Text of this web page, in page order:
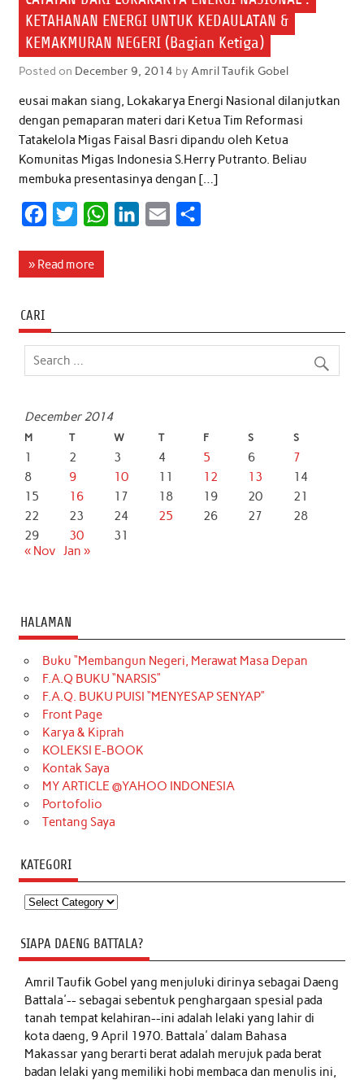
KETAHANAN ENERGI UNTUK KEDAULATAN &
KEMAKMURAN NEGERI (Bagian Ketiga)
Posted on December 9, 2014 by Amril Taufik Gobel
eusai makan siang, Lokakarya Energi Nasional dilanjutkan
dengan pemaparan materi dari Ketua Tim Reformasi
Tatakelola Migas Faisal Basri dipandu oleh Ketua
Komunitas Migas Indonesia S.Herry Putranto. Beliau
membuka presentasinya dengan […]
c
o
o
i
e
W
A
d
» Read more
CARI
December 2014
M T W T F S S
1 2 3 4 5 6
7
8
9 10 11 12 13
14
15
16 17 18 19 20
21
22
23 24 25 26 27
28
29
30
31
« Nov Jan »
HALAMAN
Buku “Membangun Negeri, Merawat Masa Depan
F.A.Q BUKU “NARSIS”
F.A.Q. BUKU PUISI “MENYESAP SENYAP”
Front Page
Karya & Kiprah
KOLEKSI E-BOOK
Kontak Saya
MY ARTICLE @YAHOO INDONESIA
Portofolio
Tentang Saya
KATEGORI
Kategori
SIAPA DAENG BATTALA?
Amril Taufik Gobelyang menjuluki dirinya sebagai Daeng
Battala'-- sebagai sebentuk penghargaan spesial pada
tanah tempat kelahiran--ini adalah lelaki yang lahir di
kota daeng, 9 April 1970. Battala' dalam Bahasa
Makassar yang berarti berat adalah merujuk pada berat
badan lelaki yang memiliki hobi membaca dan menulis ini,